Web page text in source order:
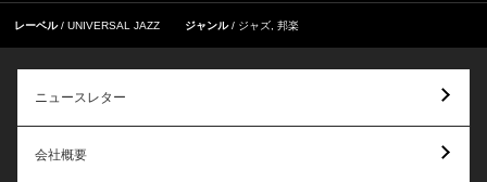
レーベル UNIVERSAL JAZZ ジャンル ジャズ 邦楽
ニュースレター
会社概要